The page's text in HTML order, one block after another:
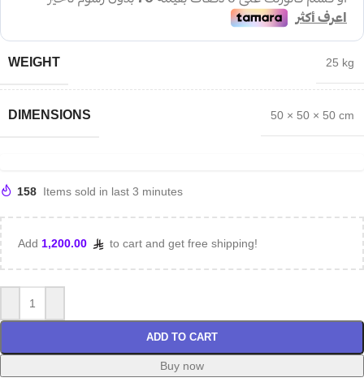
WEIGHT 25 kg
DIMENSIONS 50 × 50 × 50 cm
158 Items sold in last 3 minutes
Add 1,200.00 to cart and get free shipping!
ADD TO CART
Buy now